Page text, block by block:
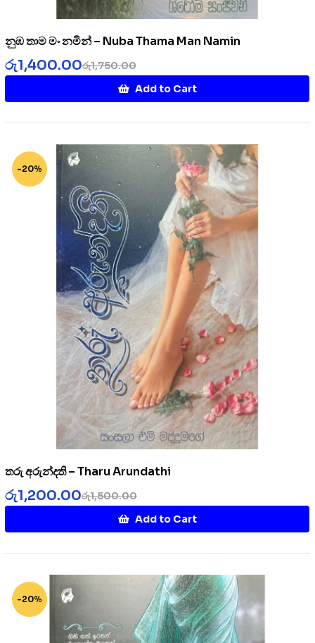
නුඹ තාම මං නමින් – Nuba Thama Man Namin
රු1,750.00
රු1,400.00
Add to Cart
-20%
තරු අරුන්දති – Tharu Arundathi
රු1,500.00
රු1,200.00
Add to Cart
-20%